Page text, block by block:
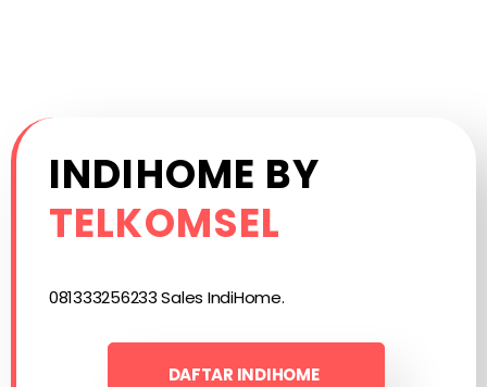
INDIHOME BY
TELKOMSEL
081333256233 Sales IndiHome.
DAFTAR INDIHOME